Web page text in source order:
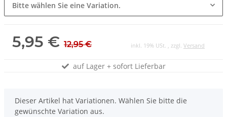
Bitte wählen Sie eine Variation.
5,95 € 12,95 € inkl. 19% USt. , zzgl. Versand
auf Lager + sofort Lieferbar
x
Dieser Artikel hat Variationen. Wählen Sie bitte die
gewünschte Variation aus.